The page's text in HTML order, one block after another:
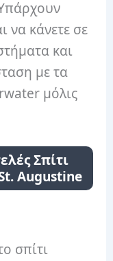
να κάνετε σε
και
με τα
μόλις
Σπίτι
Augustine
σπίτι